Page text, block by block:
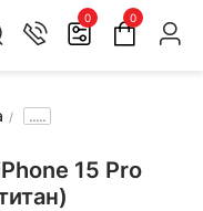
0 0
.....
15 Pro